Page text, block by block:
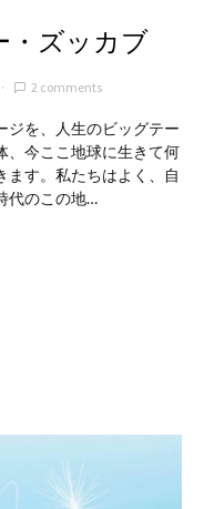
・ズッカブ
2 comments
ジを、人生のビッグテー
、今ここ地球に生きて何
ます。私たちはよく、自
代のこの地…